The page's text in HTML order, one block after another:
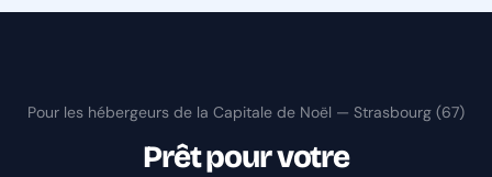
Pour les hébergeurs de la Capitale de Noël — Strasbourg (67)
Prêt pour votre